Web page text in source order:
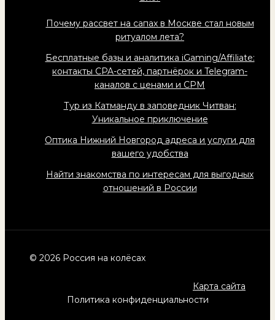
Почему рассвет на сапах в Москве стал новым
ритуалом лета?
Бесплатные базы и аналитика iGaming/Affiliate:
контакты CPA-сетей, партнёрок и Telegram-
каналов с ценами и CPM
Тур из Катманду в заповедник Читван:
Уникальное приключение
Оптика Нижний Новгород адреса и услуги для
вашего удобства
Найти знакомства по интересам для выгодных
отношений в России
© 2026 Россия на колёсах
Карта сайта
Политика конфиденциальности